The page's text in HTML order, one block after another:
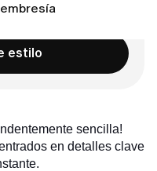
sencilla!
en detalles clave
estilo perfecto?
estilo